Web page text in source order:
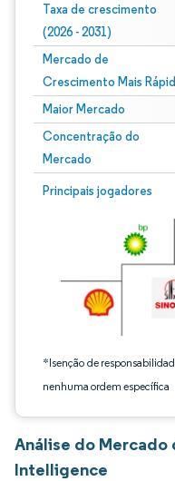
Taxa de crescimento
(2026 - 2031)
Mercado de
Crescimento Mais
Maior Mercado
Concentração do
Mercado
Principais jogadores
*Isenção de
nenhuma ordem específica
Imagem © Mordor
Análise do
Intelligence